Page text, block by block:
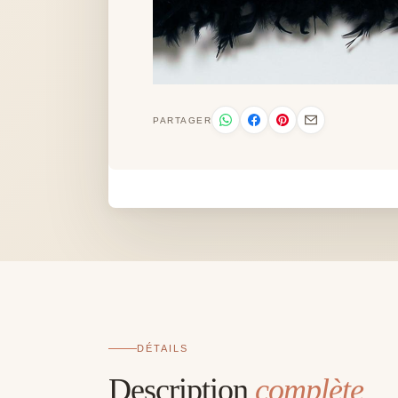
PARTAGER
DÉTAILS
Description complète